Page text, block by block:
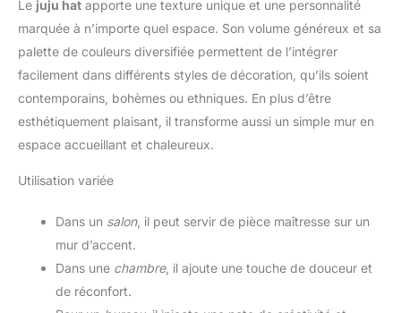
Le juju hat apporte une texture unique et une personnalité
marquée à n’importe quel espace. Son volume généreux et sa
palette de couleurs diversifiée permettent de l’intégrer
facilement dans différents styles de décoration, qu’ils soient
contemporains, bohèmes ou ethniques. En plus d’être
esthétiquement plaisant, il transforme aussi un simple mur en
espace accueillant et chaleureux.
Utilisation variée
Dans un salon, il peut servir de pièce maîtresse sur un
mur d’accent.
Dans une chambre, il ajoute une touche de douceur et
de réconfort.